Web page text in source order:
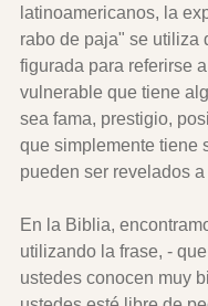
latinoamericanos, la
rabo de paja" se utiliza
figurada para referirse
vulnerable que tiene
sea fama, prestigio,
que simplemente tiene
pueden ser revelados
En la Biblia,
utilizando la frase, -
ustedes conocen muy